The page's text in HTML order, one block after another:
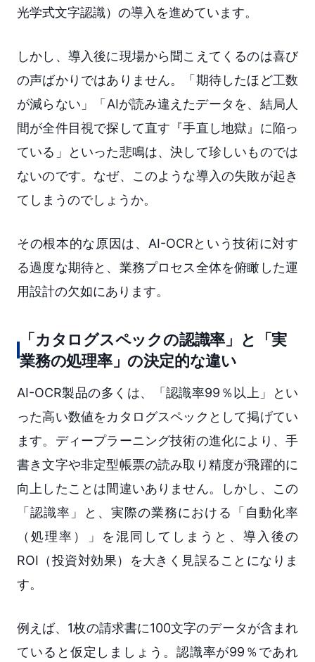
光学式文字認識）の導入を進めています。
しかし、導入後に現場から聞こえてくるのは喜び
の声ばかりではありません。「期待したほど工数
が減らない」「AIが読み違えたデータを、結局人
間が全件目視で探して直す『手直し地獄』に陥っ
ている」といった悲鳴は、決して珍しいものでは
ないのです。なぜ、このような導入の失敗が起き
てしまうのでしょうか。
その根本的な原因は、AI-OCRという技術に対す
る過度な期待と、業務プロセス全体を俯瞰した運
用設計の欠如にあります。
「カタログスペックの認識率」と「実
業務の処理率」の決定的な違い
AI-OCR製品の多くは、「認識率99％以上」とい
った高い数値をカタログスペックとして掲げてい
ます。ディープラーニング技術の進化により、手
書き文字や非定型帳票の読み取り精度が飛躍的に
向上したことは間違いありません。しかし、この
「認識率」と、実際の業務における「自動化率
（処理率）」を混同してしまうと、導入後の
ROI（投資対効果）を大きく見誤ることになりま
す。
例えば、1枚の請求書に100文字のデータが含まれ
ていると仮定しましょう。認識率が99％であれ